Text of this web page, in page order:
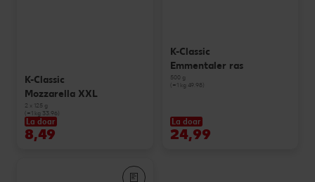
K-Classic
Mozzarella XXL
2 x 125 g
(=1 kg 33.96)
La doar
8,49
K-Classic
Emmentaler ras
500 g
(=1 kg 49.98)
La doar
24,99